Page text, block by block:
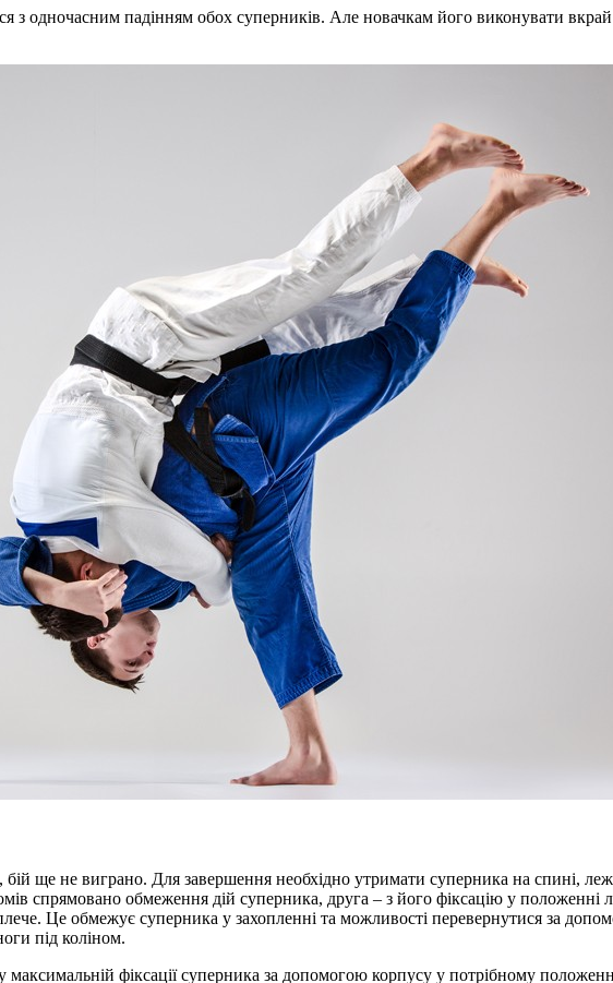
з одночасним падінням обох суперників. Але новачкам його виконувати
ще не виграно. Для завершення необхідно утримати суперника на спині,
спрямовано обмеження дій суперника, друга – з його фіксацію у положенні
Це обмежує суперника у захопленні та можливості перевернутися за
під коліном.
фіксації суперника за допомогою корпусу у потрібному